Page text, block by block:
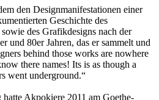
den Designmanifestationen einer
Geschichte des
des Grafikdesigns nach der
und 80er Jahren, das er sammelt und
behind those works are nowhere
there names! Its is as though a
went underground.“
hatte Akpokiere 2011 am Goethe-